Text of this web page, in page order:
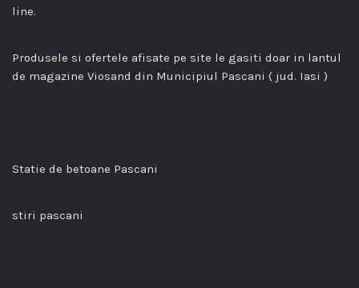
line.
Produsele si ofertele afisate pe site le gasiti doar in lantul
de magazine Viosand din Municipiul Pascani ( jud. Iasi )
Statie de betoane Pascani
stiri pascani